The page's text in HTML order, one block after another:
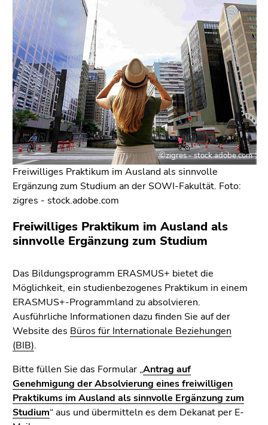
Freiwilliges Praktikum im Ausland als
sinnvolle Ergänzung zum Studium
Das Bildungsprogramm ERASMUS+ bietet die
Möglichkeit, ein studienbezogenes Praktikum in einem
ERASMUS+-Programmland zu absolvieren.
Ausführliche Informationen dazu finden Sie auf der
Website des Büros für Internationale Beziehungen
(BIB).
Bitte füllen Sie das Formular „Antrag auf
Genehmigung der Absolvierung eines freiwilligen
Praktikums im Ausland als sinnvolle Ergänzung zum
Studium“ aus und übermitteln es dem Dekanat per E-
©zigres - stock.adobe.com
Freiwilliges Praktikum im Ausland als sinnvolle
Ergänzung zum Studium an der SOWI-Fakultät. Foto:
zigres - stock.adobe.com